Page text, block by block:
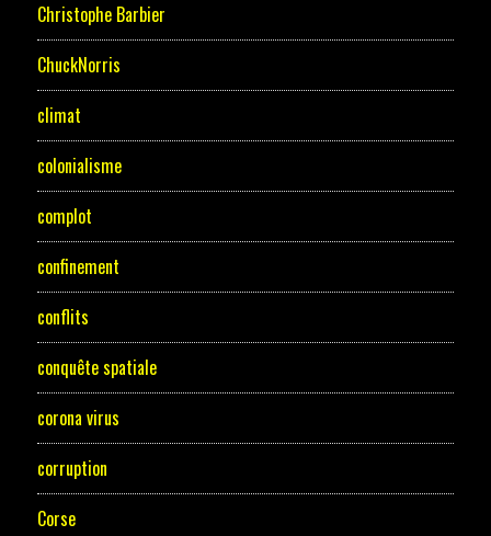
Christophe Barbier
ChuckNorris
climat
colonialisme
complot
confinement
conflits
conquête spatiale
corona virus
corruption
Corse